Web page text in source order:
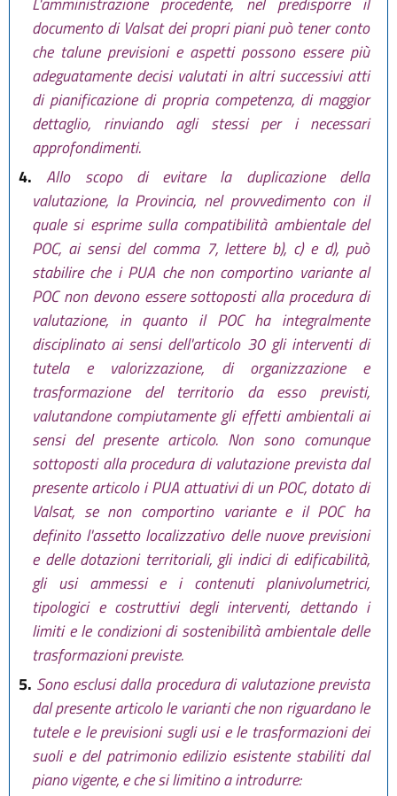
documento di Valsat dei propri piani può tener conto
che talune previsioni e aspetti possono essere più
adeguatamente decisi valutati in altri successivi atti
di pianificazione di propria competenza, di maggior
dettaglio, rinviando agli stessi per i necessari
approfondimenti.
4.
Allo scopo di evitare la duplicazione della
valutazione, la Provincia, nel provvedimento con il
quale si esprime sulla compatibilità ambientale del
POC, ai sensi del comma 7, lettere b), c) e d), può
stabilire che i PUA che non comportino variante al
POC non devono essere sottoposti alla procedura di
valutazione, in quanto il POC ha integralmente
disciplinato ai sensi dell'articolo 30 gli interventi di
tutela e valorizzazione, di organizzazione e
trasformazione del territorio da esso previsti,
valutandone compiutamente gli effetti ambientali ai
sensi del presente articolo. Non sono comunque
sottoposti alla procedura di valutazione prevista dal
presente articolo i PUA attuativi di un POC, dotato di
Valsat, se non comportino variante e il POC ha
definito l'assetto localizzativo delle nuove previsioni
e delle dotazioni territoriali, gli indici di edificabilità,
gli usi ammessi e i contenuti planivolumetrici,
tipologici e costruttivi degli interventi, dettando i
limiti e le condizioni di sostenibilità ambientale delle
trasformazioni previste.
5. Sono esclusi dalla procedura di valutazione prevista
dal presente articolo le varianti che non riguardano le
tutele e le previsioni sugli usi e le trasformazioni dei
suoli e del patrimonio edilizio esistente stabiliti dal
piano vigente, e che si limitino a introdurre: